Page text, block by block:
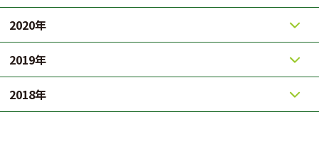
2020年
2019年
2018年